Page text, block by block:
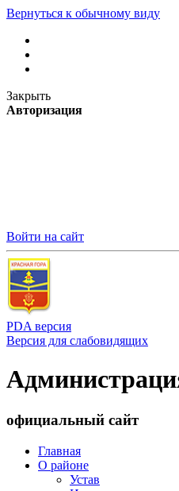
Вернуться к обычному виду
Закрыть
Авторизация
Войти на сайт
PDA версия
Версия для слабовидящих
официальный сайт
Главная
О районе
Устав